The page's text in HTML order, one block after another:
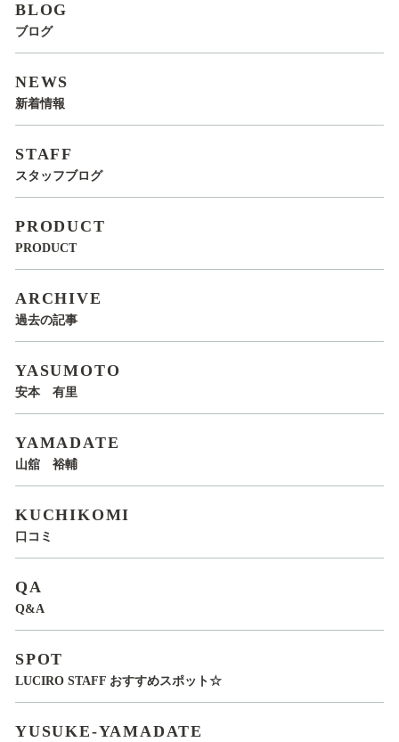
BLOG
ブログ
NEWS
新着情報
STAFF
スタッフブログ
PRODUCT
PRODUCT
ARCHIVE
過去の記事
YASUMOTO
安本 有里
YAMADATE
山舘 裕輔
KUCHIKOMI
口コミ
QA
Q&A
SPOT
LUCIRO STAFF おすすめスポット☆
YUSUKE-YAMADATE